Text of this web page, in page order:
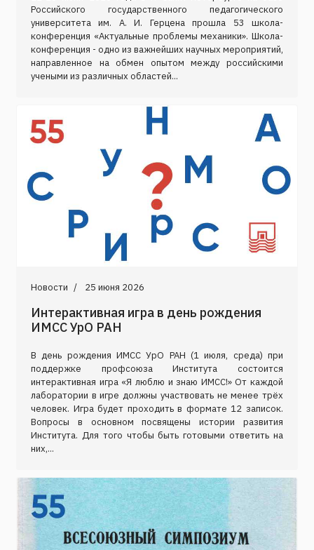
Российского государственного педагогического
университета им. А. И. Герцена прошла 53 школа-
конференция «Актуальные проблемы механики». Школа-
конференция - одно из важнейших научных мероприятий,
направленное на обмен опытом между российскими
учеными из различных областей...
Новости 25 июня 2026
Интерактивная игра в день рождения
ИМСС УрО РАН
В день рождения ИМСС УрО РАН (1 июля, среда) при
поддержке профсоюза Института состоится
интерактивная игра «Я люблю и знаю ИМСС!» От каждой
лаборатории в игре должны участвовать не менее трёх
человек. Игра будет проходить в формате 12 записок.
Вопросы в основном посвящены истории развития
Института. Для того чтобы быть готовыми ответить на
них,...